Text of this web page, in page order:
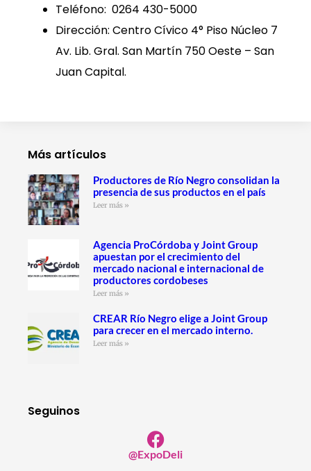
Teléfono: 0264 430-5000
Dirección: Centro Cívico 4° Piso Núcleo 7
Av. Lib. Gral. San Martín 750 Oeste – San
Juan Capital.
Más artículos
Productores de Río Negro consolidan la
presencia de sus productos en el país
Leer más »
Agencia ProCórdoba y Joint Group
apuestan por el crecimiento del
mercado nacional e internacional de
productores cordobeses
Leer más »
CREAR Río Negro elige a Joint Group
para crecer en el mercado interno.
Leer más »
Seguinos
@ExpoDeli